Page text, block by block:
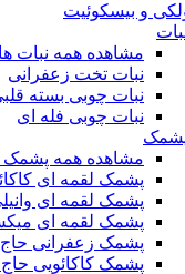
و بیسکوئیت
مشاهده همه نبات ها
نبات تخت زعفرانی
نبات چوبی بسته قلبی
نبات چوبی فله ای
مشاهده همه پشمک
پشمک لقمه ای
پشمک لقمه ای
پشمک لقمه ای
پشمک زعفرانی حاج
پشمک کاکائویی حاج